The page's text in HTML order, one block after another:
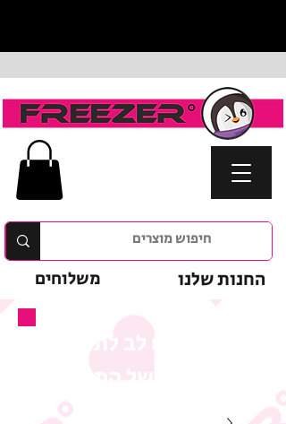
החנות שלנו משלוחים
המבצע של המוצר